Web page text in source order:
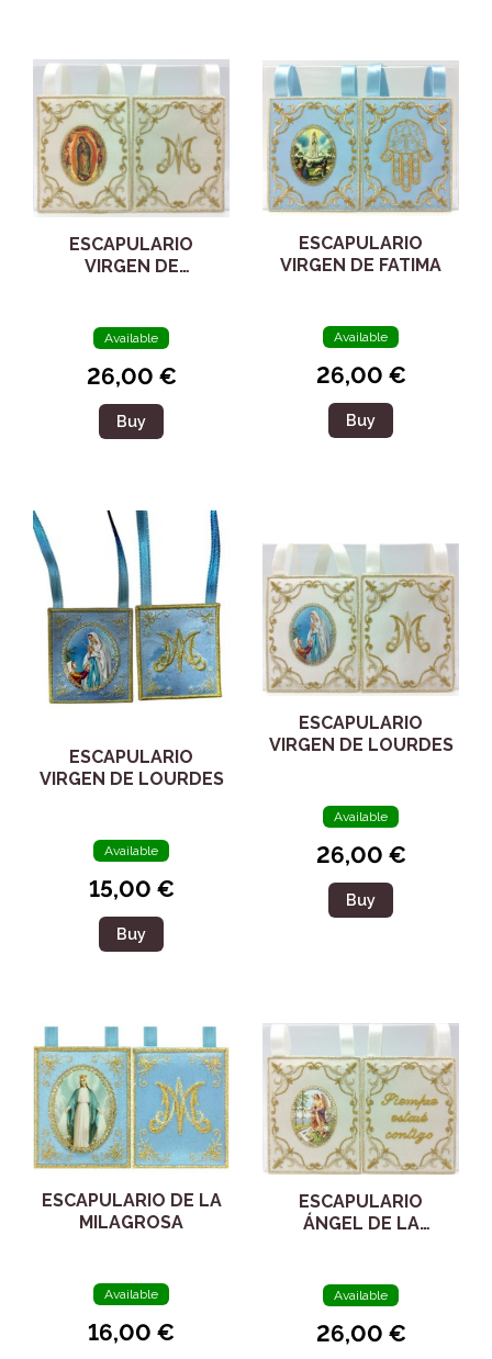
ESCAPULARIO
VIRGEN DE
Available
26,00 €
Buy
ESCAPULARIO
VIRGEN DE FATIMA
Available
26,00 €
Buy
ESCAPULARIO
VIRGEN DE LOURDES
Available
15,00 €
Buy
ESCAPULARIO
VIRGEN DE LOURDES
Available
26,00 €
Buy
ESCAPULARIO DE LA
MILAGROSA
Available
16,00 €
ESCAPULARIO
ÁNGEL DE LA
Available
26,00 €